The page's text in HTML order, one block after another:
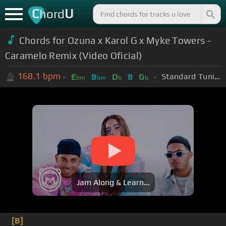
ChordU
Chords for Ozuna x Karol G x Myke Towers -
Caramelo Remix (Video Oficial)
168.1 bpm Ebm Bbm Db B Gb Standard Tuning (EADGBE)
Jam Along & Learn...
[B]